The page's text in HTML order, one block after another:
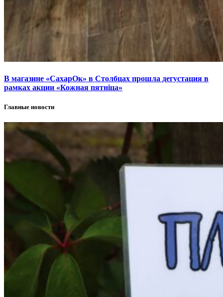
В магазине «СахарОк» в Столбцах прошла дегустация в
рамках акции «Кожная пятніца»
Главные новости